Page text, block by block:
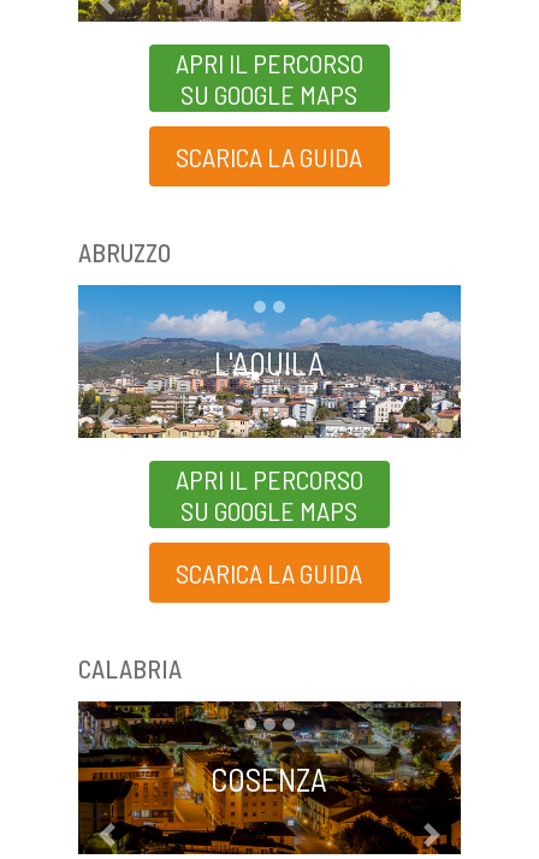
APRI IL PERCORSO
SU GOOGLE MAPS
SCARICA LA GUIDA
Previous Next
ABRUZZO
L'AQUILA
APRI IL PERCORSO
SU GOOGLE MAPS
SCARICA LA GUIDA
Previous Next
CALABRIA
COSENZA
Previous Next